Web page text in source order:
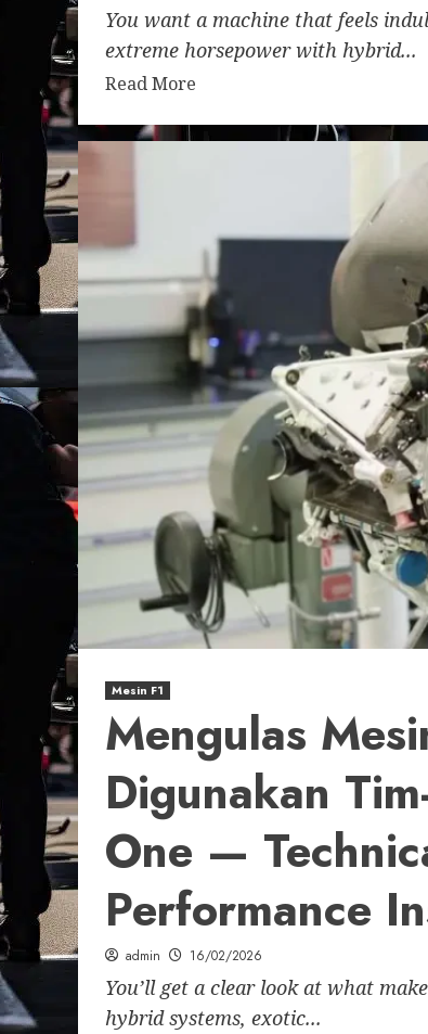
You want a machine that feels
extreme horsepower with hybrid...
Read More
Mesin F1
Mengulas
Digunakan
One —
Performance
admin 16/02/2026
You’ll get a clear look at what
hybrid systems, exotic...